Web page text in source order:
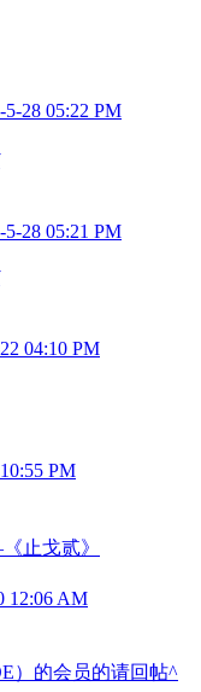
5-28 05:22 PM
5-28 05:21 PM
04:10 PM
PM
止戈贰》
12:06 AM
）的会员的请回帖^